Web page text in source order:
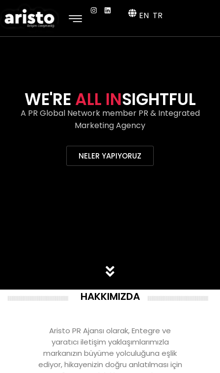
EN TR
WE'RE ALL INCLUSIVE
A PR Global Network member PR & Integrated
Marketing Agency
NELER YAPIYORUZ
HAKKIMIZDA
Aristo PR Ajansı olarak, Entegre ve
yaratıcı iletişim yaklaşımlarımızla
markanızın büyüme yolculuğuna eşlik
ediyor, hikayenizin doğru anlatılması için